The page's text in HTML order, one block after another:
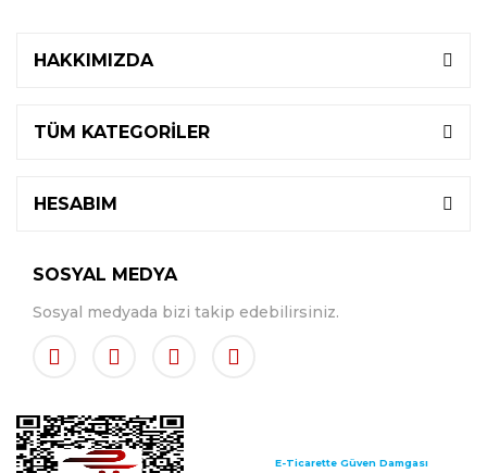
HAKKIMIZDA
TÜM KATEGORİLER
HESABIM
SOSYAL MEDYA
Sosyal medyada bizi takip edebilirsiniz.
E-Ticarette Güven Damgası